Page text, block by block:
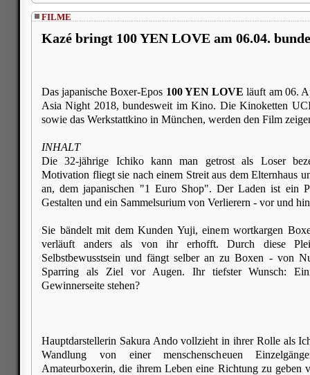
FILME
Kazé bringt 100 YEN LOVE am 06.04.
Das japanische Boxer-Epos 100 YEN LOVE läuft am 06.
Asia Night 2018, bundesweit im Kino. Die Kinoketten
sowie das Werkstattkino in München, werden den Film
INHALT
Die 32-jährige Ichiko kann man getrost als Loser
Motivation fliegt sie nach einem Streit aus dem Elternhaus
an, dem japanischen "1 Euro Shop". Der Laden ist ein
Gestalten und ein Sammelsurium von Verlierern - vor und
Sie bändelt mit dem Kunden Yuji, einem wortkargen
verläuft anders als von ihr erhofft. Durch diese
Selbstbewusstsein und fängt selber an zu Boxen - von
Sparring als Ziel vor Augen. Ihr tiefster Wunsch:
Gewinnerseite stehen?
Hauptdarstellerin Sakura Ando vollzieht in ihrer Rolle als
Wandlung von einer menschenscheuen
Amateurboxerin, die ihrem Leben eine Richtung zu geben